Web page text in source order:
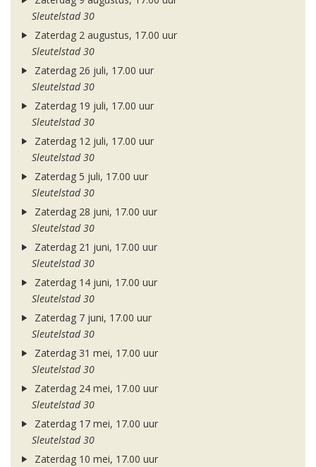
Sleutelstad 30
Zaterdag 2 augustus, 17.00 uur
Sleutelstad 30
Zaterdag 26 juli, 17.00 uur
Sleutelstad 30
Zaterdag 19 juli, 17.00 uur
Sleutelstad 30
Zaterdag 12 juli, 17.00 uur
Sleutelstad 30
Zaterdag 5 juli, 17.00 uur
Sleutelstad 30
Zaterdag 28 juni, 17.00 uur
Sleutelstad 30
Zaterdag 21 juni, 17.00 uur
Sleutelstad 30
Zaterdag 14 juni, 17.00 uur
Sleutelstad 30
Zaterdag 7 juni, 17.00 uur
Sleutelstad 30
Zaterdag 31 mei, 17.00 uur
Sleutelstad 30
Zaterdag 24 mei, 17.00 uur
Sleutelstad 30
Zaterdag 17 mei, 17.00 uur
Sleutelstad 30
Zaterdag 10 mei, 17.00 uur